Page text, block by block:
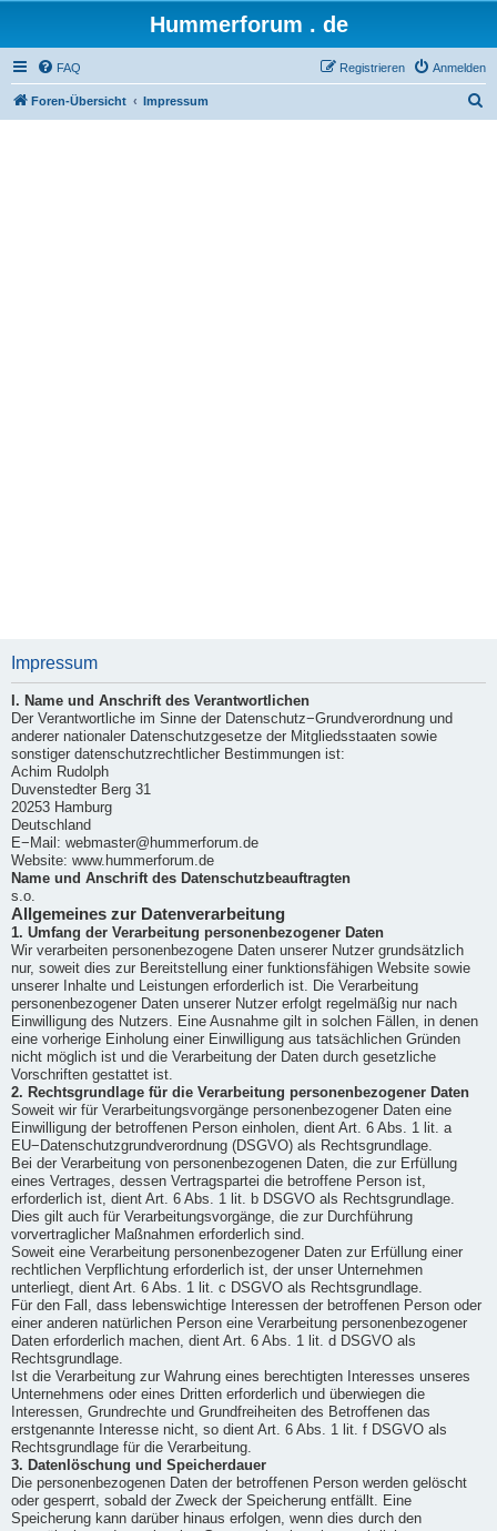
Hummerforum . de
FAQ Anmelden
Registrieren
Foren-Übersicht Impressum
Impressum
I. Name und Anschrift des Verantwortlichen
Der Verantwortliche im Sinne der Datenschutz−Grundverordnung und
anderer nationaler Datenschutzgesetze der Mitgliedsstaaten sowie
sonstiger datenschutzrechtlicher Bestimmungen ist:
Achim Rudolph
Duvenstedter Berg 31
20253 Hamburg
Deutschland
E−Mail: webmaster@hummerforum.de
Website: www.hummerforum.de
Name und Anschrift des Datenschutzbeauftragten
s.o.
Allgemeines zur Datenverarbeitung
1. Umfang der Verarbeitung personenbezogener Daten
Wir verarbeiten personenbezogene Daten unserer Nutzer grundsätzlich
nur, soweit dies zur Bereitstellung einer funktionsfähigen Website sowie
unserer Inhalte und Leistungen erforderlich ist. Die Verarbeitung
personenbezogener Daten unserer Nutzer erfolgt regelmäßig nur nach
Einwilligung des Nutzers. Eine Ausnahme gilt in solchen Fällen, in denen
eine vorherige Einholung einer Einwilligung aus tatsächlichen Gründen
nicht möglich ist und die Verarbeitung der Daten durch gesetzliche
Vorschriften gestattet ist.
2. Rechtsgrundlage für die Verarbeitung personenbezogener Daten
Soweit wir für Verarbeitungsvorgänge personenbezogener Daten eine
Einwilligung der betroffenen Person einholen, dient Art. 6 Abs. 1 lit. a
EU−Datenschutzgrundverordnung (DSGVO) als Rechtsgrundlage.
Bei der Verarbeitung von personenbezogenen Daten, die zur Erfüllung
eines Vertrages, dessen Vertragspartei die betroffene Person ist,
erforderlich ist, dient Art. 6 Abs. 1 lit. b DSGVO als Rechtsgrundlage.
Dies gilt auch für Verarbeitungsvorgänge, die zur Durchführung
vorvertraglicher Maßnahmen erforderlich sind.
Soweit eine Verarbeitung personenbezogener Daten zur Erfüllung einer
rechtlichen Verpflichtung erforderlich ist, der unser Unternehmen
unterliegt, dient Art. 6 Abs. 1 lit. c DSGVO als Rechtsgrundlage.
Für den Fall, dass lebenswichtige Interessen der betroffenen Person oder
einer anderen natürlichen Person eine Verarbeitung personenbezogener
Daten erforderlich machen, dient Art. 6 Abs. 1 lit. d DSGVO als
Rechtsgrundlage.
Ist die Verarbeitung zur Wahrung eines berechtigten Interesses unseres
Unternehmens oder eines Dritten erforderlich und überwiegen die
Interessen, Grundrechte und Grundfreiheiten des Betroffenen das
erstgenannte Interesse nicht, so dient Art. 6 Abs. 1 lit. f DSGVO als
Rechtsgrundlage für die Verarbeitung.
3. Datenlöschung und Speicherdauer
Die personenbezogenen Daten der betroffenen Person werden gelöscht
oder gesperrt, sobald der Zweck der Speicherung entfällt. Eine
Speicherung kann darüber hinaus erfolgen, wenn dies durch den